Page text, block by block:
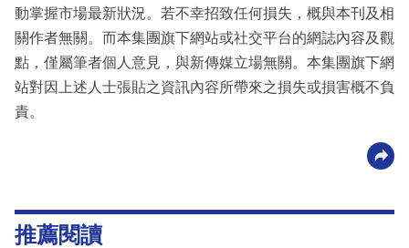
動掌握市場最新狀況。若不幸招致任何損失，概與本刊及相
關作者無關。而本集團旗下網站或社交平台的網誌內容及觀
點，僅屬筆者個人意見，與新傳媒立場無關。本集團旗下網
站對因上述人士張貼之資訊內容所帶來之損失或損害概不負
責。
推薦閱讀